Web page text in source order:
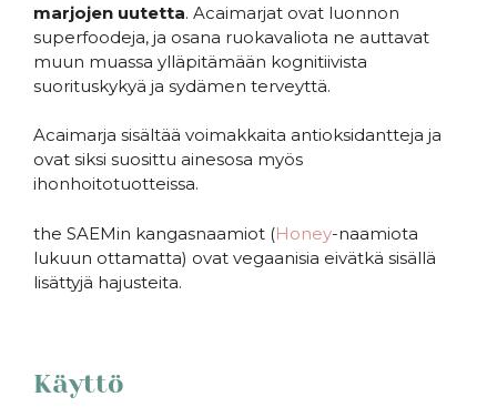
marjojen uutetta. Acaimarjat ovat luonnon
superfoodeja, ja osana ruokavaliota ne auttavat
muun muassa ylläpitämään kognitiivista
suorituskykyä ja sydämen terveyttä.
Acaimarja sisältää voimakkaita antioksidantteja ja
ovat siksi suosittu ainesosa myös
ihonhoitotuotteissa.
the SAEMin kangasnaamiot (Honey-naamiota
lukuun ottamatta) ovat vegaanisia eivätkä sisällä
lisättyjä hajusteita.
Käyttö